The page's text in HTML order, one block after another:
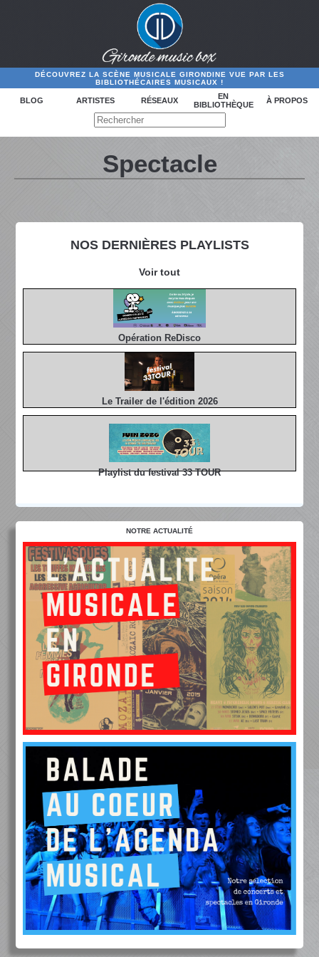
DÉCOUVREZ LA SCÈNE MUSICALE GIRONDINE VUE PAR LES
BIBLIOTHÉCAIRES MUSICAUX !
BLOG ARTISTES RÉSEAUX
EN
BIBLIOTHÈQUE
À PROPOS
NOS DERNIÈRES PLAYLISTS
Voir tout
Opération ReDisco
Le Trailer de l'édition 2026
Playlist du festival 33 TOUR
Spectacle
NOTRE ACTUALITÉ